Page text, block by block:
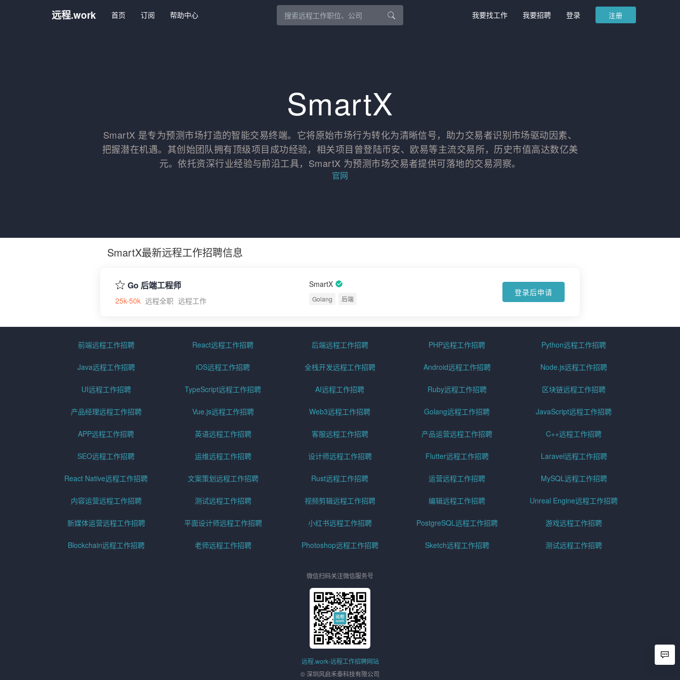
远程.work 首页 订阅 帮助中心 我要找工作 我要招聘 登录 注册
SmartX
SmartX 是专为预测市场打造的智能交易终端。它将原始市场行为转化为清晰信号，助力交易者识别市场驱动因素、
把握潜在机遇。其创始团队拥有顶级项目成功经验，相关项目曾登陆币安、欧易等主流交易所，历史市值高达数亿美
元。依托资深行业经验与前沿工具，SmartX 为预测市场交易者提供可落地的交易洞察。
官网
SmartX最新远程工作招聘信息
Go 后端工程师
25k-50k 远程全职 远程工作
SmartX
Golang 后端
登录后申请
前端远程工作招聘 React远程工作招聘 后端远程工作招聘 PHP远程工作招聘 Python远程工作招聘
Java远程工作招聘 iOS远程工作招聘 全栈开发远程工作招聘 Android远程工作招聘 Node.js远程工作招聘
UI远程工作招聘 TypeScript远程工作招聘 AI远程工作招聘 Ruby远程工作招聘 区块链远程工作招聘
产品经理远程工作招聘 Vue.js远程工作招聘 Web3远程工作招聘 Golang远程工作招聘 JavaScript远程工作招聘
APP远程工作招聘 英语远程工作招聘 客服远程工作招聘 产品运营远程工作招聘 C++远程工作招聘
SEO远程工作招聘 运维远程工作招聘 设计师远程工作招聘 Flutter远程工作招聘 Laravel远程工作招聘
React Native远程工作招聘 文案策划远程工作招聘 Rust远程工作招聘 运营远程工作招聘 MySQL远程工作招聘
内容运营远程工作招聘 测试远程工作招聘 视频剪辑远程工作招聘 编辑远程工作招聘 Unreal Engine远程工作招聘
新媒体运营远程工作招聘 平面设计师远程工作招聘 小红书远程工作招聘 PostgreSQL远程工作招聘 游戏远程工作招聘
Blockchain远程工作招聘 老师远程工作招聘 Photoshop远程工作招聘 Sketch远程工作招聘 测试远程工作招聘
微信扫码关注微信服务号
远程.work-远程工作招聘网站
© 深圳风启禾泰科技有限公司